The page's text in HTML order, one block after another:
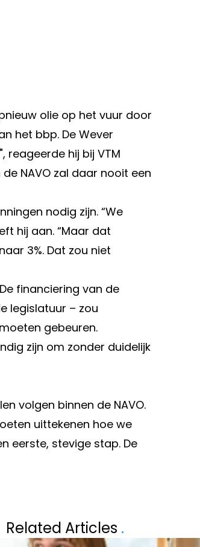
olie op het vuur door
het bbp. De Wever
reageerde hij bij VTM
NAVO zal daar nooit een
nodig zijn. “We
hij aan. “Maar dat
3%. Dat zou niet
financiering van de
legislatuur – zou
gebeuren.
zijn om zonder duidelijk
volgen binnen de NAVO.
uittekenen hoe we
eerste, stevige stap. De
ZÓ KRIJG JE JE
BLINKEND
Related Articles .